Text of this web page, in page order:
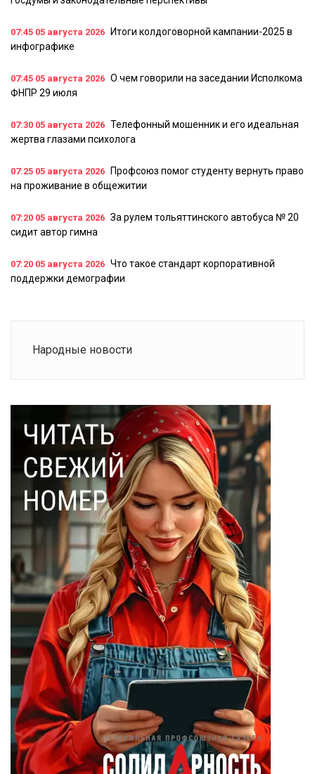
07:45 05 августа 2026
Итоги колдоговорной кампании-2025 в
инфографике
07:45 05 августа 2026 О чем говорили на заседании Исполкома
ФНПР 29 июля
07:30 05 августа 2026 Телефонный мошенник и его идеальная
жертва глазами психолога
07:25 05 августа 2026
Профсоюз помог студенту вернуть право
на проживание в общежитии
07:20 05 августа 2026 За рулем тольяттинского автобуса № 20
сидит автор гимна
07:20 05 августа 2026 Что такое стандарт корпоративной
поддержки демографии
Народные новости